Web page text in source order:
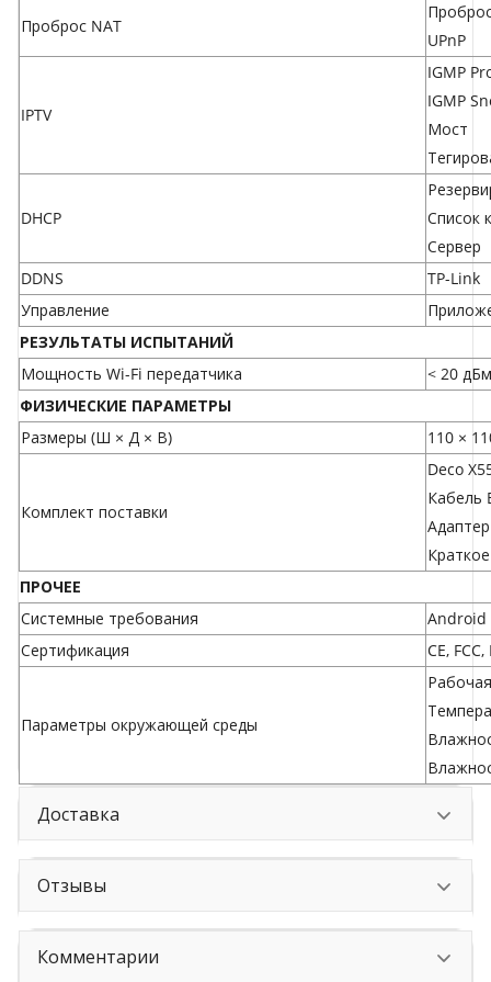
Проброс NAT
UPnP
IPTV
IGMP
IGMP
Мост
DHCP
Список
Сервер
DDNS
TP-Link
Управление
РЕЗУЛЬТАТЫ ИСПЫТАНИЙ
Мощность Wi-Fi передатчика
< 20
ФИЗИЧЕСКИЕ ПАРАМЕТРЫ
Размеры (Ш × Д × В)
110 ×
Комплект поставки
Deco
Кабель
ПРОЧЕЕ
Системные требования
Android
Сертификация
CE,
Параметры окружающей среды
Доставка
Отзывы
Комментарии